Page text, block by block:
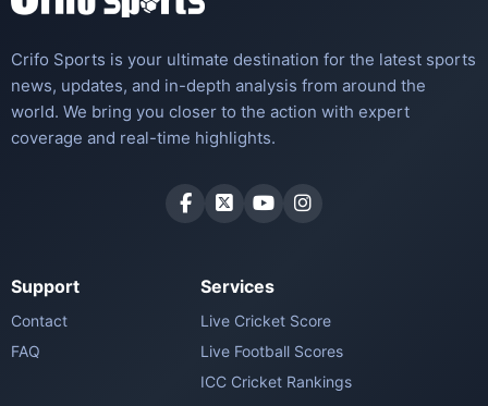
Crifo Sports is your ultimate destination for the latest sports
news, updates, and in-depth analysis from around the
world. We bring you closer to the action with expert
coverage and real-time highlights.
Support
Contact
FAQ
Services
Live Cricket Score
Live Football Scores
ICC Cricket Rankings